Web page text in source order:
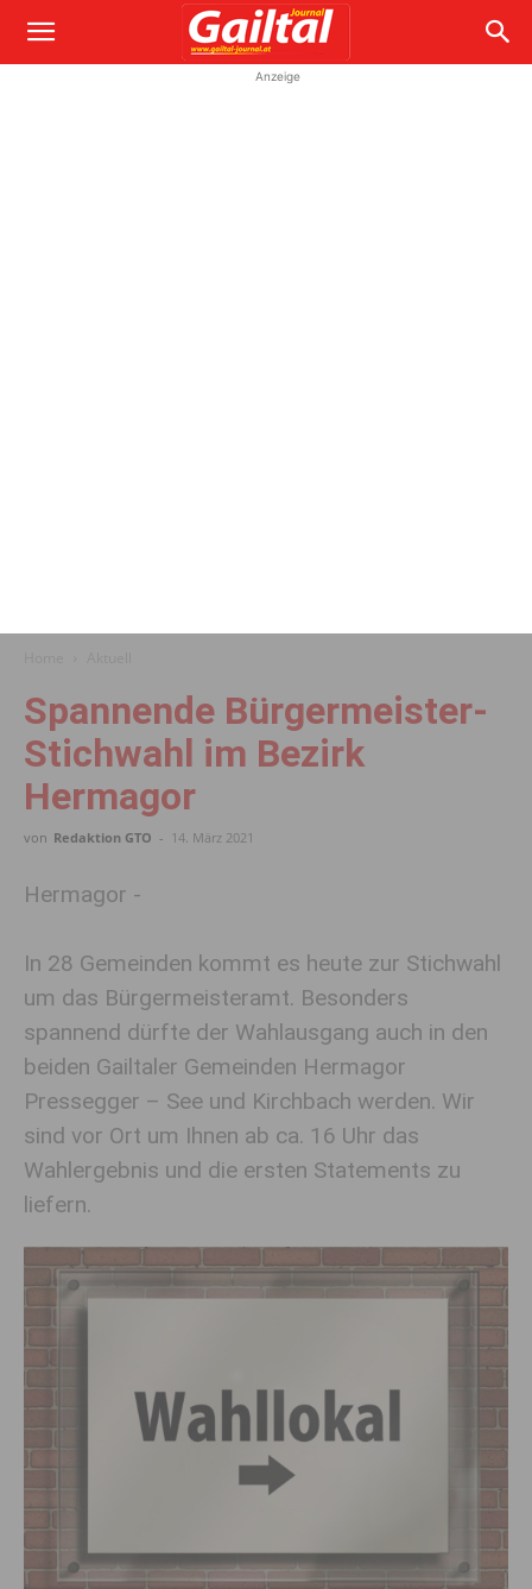
Anzeige
Spannende Bürgermeister-
Stichwahl im Bezirk
Hermagor
von Redaktion GTO - 14. März 2021
Hermagor -
In 28 Gemeinden kommt es heute zur Stichwahl
um das Bürgermeisteramt. Besonders
spannend dürfte der Wahlausgang auch in den
beiden Gailtaler Gemeinden Hermagor
Pressegger – See und Kirchbach werden. Wir
sind vor Ort um Ihnen ab ca. 16 Uhr das
Wahlergebnis und die ersten Statements zu
liefern.